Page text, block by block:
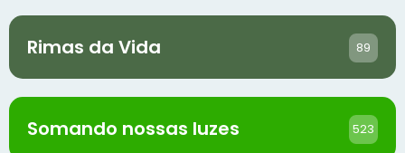
Rimas da Vida 89
Somando nossas luzes 523